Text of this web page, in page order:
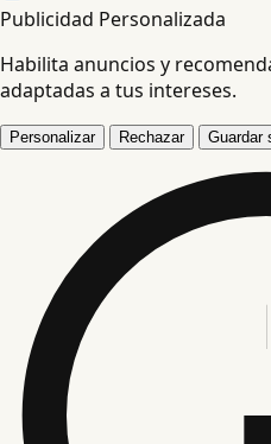
Publicidad Personalizada
Habilita anuncios y
adaptadas a tus intereses.
Personalizar Rechazar Guardar